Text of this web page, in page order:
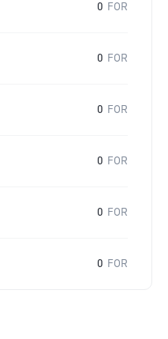
0 FOR
0 FOR
0 FOR
0 FOR
0 FOR
0 FOR